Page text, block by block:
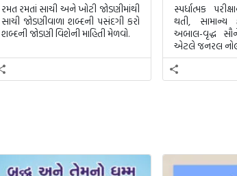
રમત રમતાં સાચી અને ખોટી જોડણીમાંથી
સાચી જોડણીવાળા શબ્દની પસંદગી કરો
શબ્દની જોડણી વિશેની માહિતી મેળવો.
સ્પર્ધાત્મક
થતી, સામાન્ય
અબાલ-વૃદ્ધ
એટલે જનરલ